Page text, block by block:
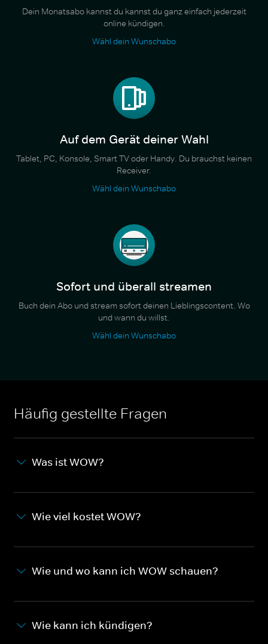
Dein Monatsabo kannst du kannst du ganz einfach jederzeit
online kündigen.
Wähl dein Wunschabo
Auf dem Gerät deiner Wahl
Tablet, PC, Konsole, Smart TV oder Handy. Du brauchst keinen
Receiver.
Wähl dein Wunschabo
Sofort und überall streamen
Buch dein Abo und stream sofort deinen Lieblingscontent. Wo
und wann du willst.
Wähl dein Wunschabo
Häufig gestellte Fragen
Was ist WOW?
Wie viel kostet WOW?
Wie und wo kann ich WOW schauen?
Wie kann ich kündigen?